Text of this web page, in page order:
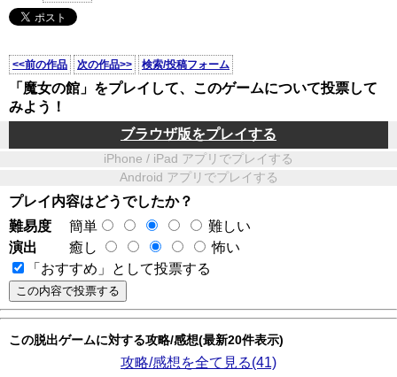
<<前の作品 次の作品>> 検索/投稿フォーム
「魔女の館」をプレイして、このゲームについて投票して
みよう！
ブラウザ版をプレイする
iPhone / iPad アプリでプレイする
Android アプリでプレイする
プレイ内容はどうでしたか？
難易度
簡単
難しい
演出
癒し
怖い
「おすすめ」として投票する
この脱出ゲームに対する攻略/感想(最新20件表示)
攻略/感想を全て見る(41)